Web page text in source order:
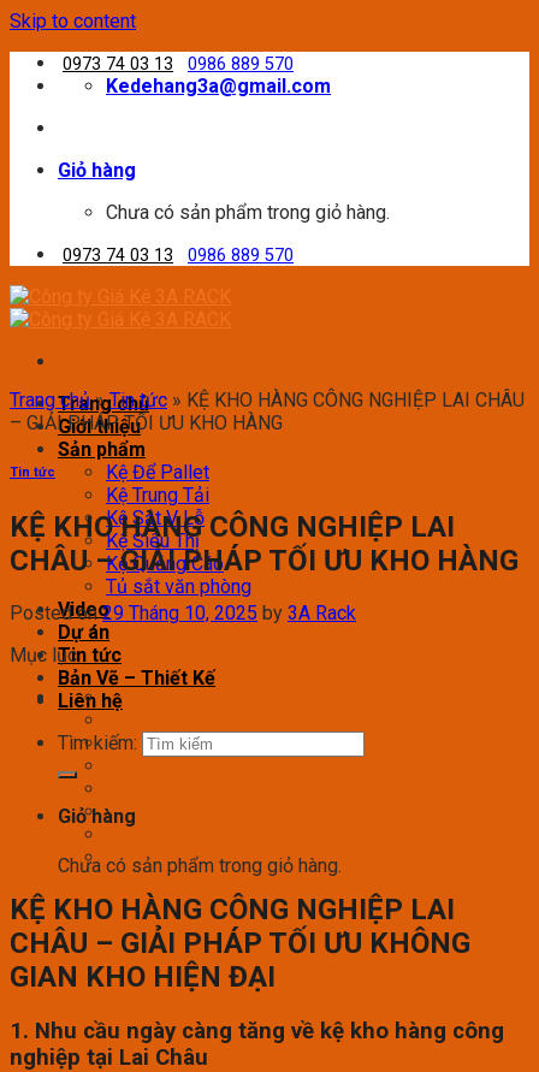
Skip to content
0973 74 03 13 0986 889 570
Kedehang3a@gmail.com
Giỏ hàng
Chưa có sản phẩm trong giỏ hàng.
0973 74 03 13 0986 889 570
Trang chủ
Giới thiệu
Sản phẩm
Kệ Để Pallet
Kệ Trung Tải
Kệ Sắt V Lỗ
Kệ Siêu Thị
Kệ Quảng Cáo
Tủ sắt văn phòng
Video
Dự án
Tin tức
Bản Vẽ – Thiết Kế
Liên hệ
Tìm kiếm:
Giỏ hàng
Chưa có sản phẩm trong giỏ hàng.
Trang chủ»Tin tức » KỆ KHO HÀNG CÔNG NGHIỆP LAI CHÂU
– GIẢI PHÁP TỐI ƯU KHO HÀNG
Tin tức
KỆ KHO HÀNG CÔNG NGHIỆP LAI
CHÂU – GIẢI PHÁP TỐI ƯU KHO HÀNG
Posted on29 Tháng 10, 2025 by 3A Rack
Mục lục
KỆ KHO HÀNG CÔNG NGHIỆP LAI
CHÂU – GIẢI PHÁP TỐI ƯU KHÔNG
GIAN KHO HIỆN ĐẠI
1. Nhu cầu ngày càng tăng về kệ kho hàng công
nghiệp tại Lai Châu